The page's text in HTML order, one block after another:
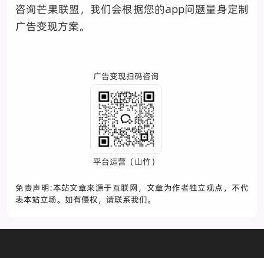
咨询芒果联盟，我们会根据您的app问题量身定制
广告变现方案。
广告变现扫码咨询
平台运营（山竹）
免责声明:本站文章来源于互联网，文章为作者独立观点，不代
表本站立场。如有侵权，请联系我们。